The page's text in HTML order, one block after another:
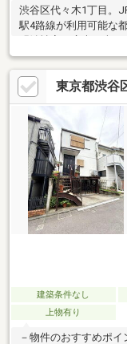
渋谷区代々木1丁目。
駅4路線が利用可能な
がります。「第一種
な住環境が守られる特
りある整形地で南側道
ます。建築条件はご
家と共に、陽光を最
ます。代々木の利便
応しい至高のプラン
東京都渋谷
建築条件なし
上物有り
－物件のおすすめポ